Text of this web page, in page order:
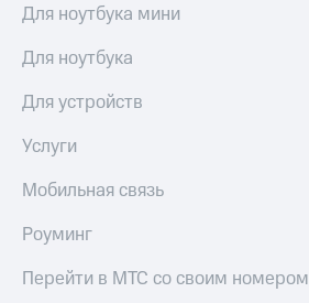
Для ноутбука мини
Для ноутбука
Для устройств
Услуги
Мобильная связь
Роуминг
Перейти в МТС со своим номером